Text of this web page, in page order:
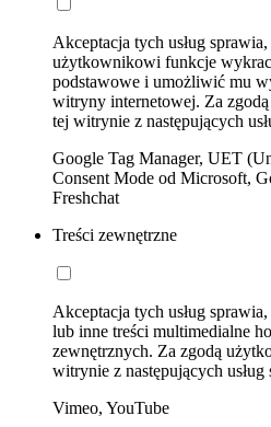
Akceptacja tych usług
użytkownikowi funkcje
podstawowe i umożliwić mu
witryny internetowej. Za
tej witrynie z następujących
Google Tag Manager, UET
Consent Mode od Microsoft,
Freshchat
Treści zewnętrzne
Akceptacja tych usług
lub inne treści multimedialne
zewnętrznych. Za zgodą
witrynie z następujących usług
Vimeo, YouTube